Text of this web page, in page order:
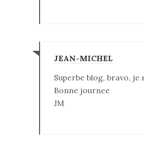
JEAN-MICHEL
Superbe blog, bravo,
Bonne journee
JM